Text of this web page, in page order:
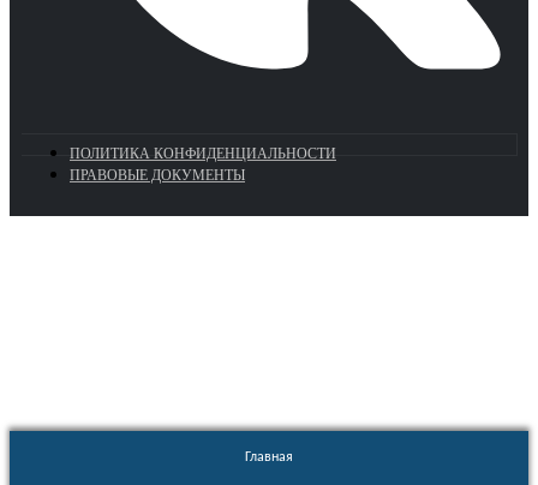
ПОЛИТИКА КОНФИДЕНЦИАЛЬНОСТИ
ПРАВОВЫЕ ДОКУМЕНТЫ
Главная